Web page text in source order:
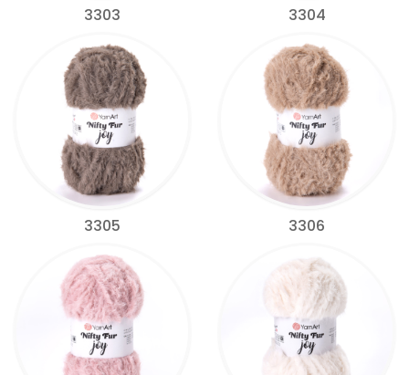
3303 3304
3305 3306